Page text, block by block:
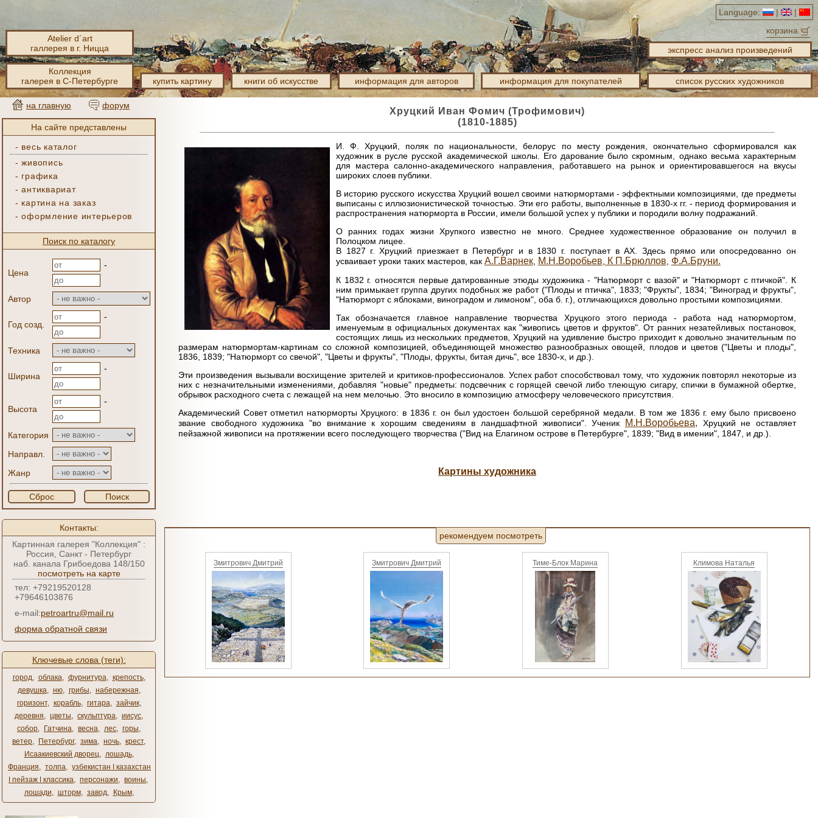
Language: |
|
корзина
Atelier d´art
галлерея в г. Ницца
экспресс анализ произведений
Коллекция
галерея в С-Петербурге
купить картину книги об искусстве информация для авторов информация для покупателей список русских художников
на главную форум
На сайте представлены
- весь каталог
-живопись
- графика
-антиквариат
- картина на заказ
-оформление интерьеров
Поиск по каталогу
Цена
-
Автор
Год созд.
-
Техника
Ширина
-
Высота
-
Категория
Направл.
Жанр
Сброс Поиск
Контакты:
Картинная галерея "Коллекция" :
Россия, Санкт - Петербург
наб. канала Грибоедова 148/150
посмотреть на карте
тел: +79219520128
+79646103876
e-mail:petroartru@mail.ru
форма обратной связи
Ключевые слова (теги):
город, облака, фурнитура, крепость,
девушка, ню, грибы, набережная,
горизонт, корабль, гитара, зайчик,
деревня, цветы, скульптура, иисус,
собор, Гатчина, весна, лес, горы,
ветер, Петербург, зима, ночь, крест,
Исаакиевский дворец, лошадь,
Франция, толпа, узбекистан ǀ казахстан
ǀ пейзаж ǀ классика, персонажи, воины,
лошади, шторм, завод, Крым,
Хруцкий Иван Фомич (Трофимович)
(1810-1885)
И. Ф. Хруцкий, поляк по национальности, белорус по месту рождения, окончательно сформировался как
художник в русле русской академической школы. Его дарование было скромным, однако весьма характерным
для мастера салонно-академического направления, работавшего на рынок и ориентировавшегося на вкусы
широких слоев публики.
В историю русского искусства Хруцкий вошел своими натюрмортами - эффектными композициями, где предметы
выписаны с иллюзионистической точностью. Эти его работы, выполненные в 1830-х гг. - период формирования и
распространения натюрморта в России, имели большой успех у публики и породили волну подражаний.
О ранних годах жизни Хрупкого известно не много. Среднее художественное образование он получил в
Полоцком лицее.
В 1827 г. Хруцкий приезжает в Петербург и в 1830 г. поступает в АХ. Здесь прямо или опосредованно он
усваивает уроки таких мастеров, как А.Г.Варнек, М.Н.Воробьев К П.Брюллов Ф.А.Бруни.
К 1832 г. относятся первые датированные этюды художника - "Натюрморт с вазой" и "Натюрморт с птичкой". К
ним примыкает группа других подобных же работ ("Плоды и птичка", 1833; "Фрукты", 1834; "Виноград и фрукты",
"Натюрморт с яблоками, виноградом и лимоном", оба б. г.), отличающихся довольно простыми композициями.
Так обозначается главное направление творчества Хруцкого этого периода - работа над натюрмортом,
именуемым в официальных документах как "живопись цветов и фруктов". От ранних незатейливых постановок,
состоящих лишь из нескольких предметов, Хруцкий на удивление быстро приходит к довольно значительным по
размерам натюрмортам-картинам со сложной композицией, объединяющей множество разнообразных овощей, плодов и цветов ("Цветы и плоды",
1836, 1839; "Натюрморт со свечой", "Цветы и фрукты", "Плоды, фрукты, битая дичь", все 1830-х, и др.).
Эти произведения вызывали восхищение зрителей и критиков-профессионалов. Успех работ способствовал тому, что художник повторял некоторые из
них с незначительными изменениями, добавляя "новые" предметы: подсвечник с горящей свечой либо тлеющую сигару, спички в бумажной обертке,
обрывок расходного счета с лежащей на нем мелочью. Это вносило в композицию атмосферу человеческого присутствия.
Академический Совет отметил натюрморты Хруцкого: в 1836 г. он был удостоен большой серебряной медали. В том же 1836 г. ему было присвоено
звание свободного художника "во внимание к хорошим сведениям в ландшафтной живописи". Ученик
М.Н.Воробьева, Хруцкий не оставляет
пейзажной живописи на протяжении всего последующего творчества ("Вид на Елагином острове в Петербурге", 1839; "Вид в имении", 1847, и др.).
Картины художника
рекомендуем посмотреть
Змитрович Дмитрий Змитрович Дмитрий Тиме-Блок Марина Климова Наталья